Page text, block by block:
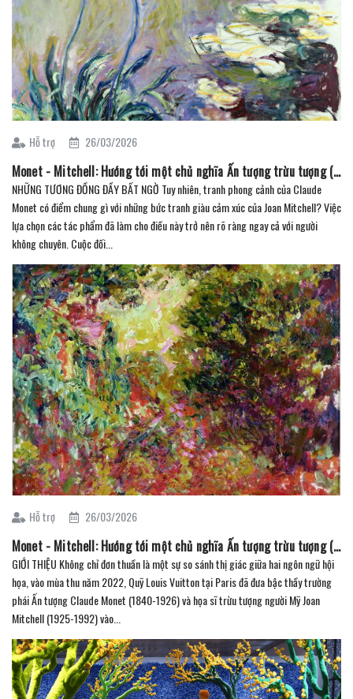
Hỗ trợ 26/03/2026
Monet - Mitchell: Hướng tới một chủ nghĩa Ấn tượng trừu tượng (Phần 2)
NHỮNG TƯƠNG ĐỒNG ĐẦY BẤT NGỜ Tuy nhiên, tranh phong cảnh của Claude
Monet có điểm chung gì với những bức tranh giàu cảm xúc của Joan Mitchell? Việc
lựa chọn các tác phẩm đã làm cho điều này trở nên rõ ràng ngay cả với người
không chuyên. Cuộc đối...
Hỗ trợ 26/03/2026
Monet - Mitchell: Hướng tới một chủ nghĩa Ấn tượng trừu tượng (Phần 1)
GIỚI THIỆU Không chỉ đơn thuần là một sự so sánh thị giác giữa hai ngôn ngữ hội
họa, vào mùa thu năm 2022, Quỹ Louis Vuitton tại Paris đã đưa bậc thầy trường
phái Ấn tượng Claude Monet (1840-1926) và họa sĩ trừu tượng người Mỹ Joan
Mitchell (1925-1992) vào...